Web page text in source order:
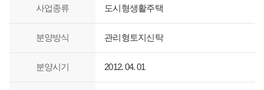
사업종류 도시형생활주택
분양방식 관리형토지신탁
분양시기 2012. 04. 01